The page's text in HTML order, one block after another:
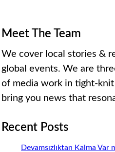
Meet The Team
We cover local stories &
global events. We are
of media work in tight-
bring you news that
Recent Posts
Devamsızlıktan Kalma Var